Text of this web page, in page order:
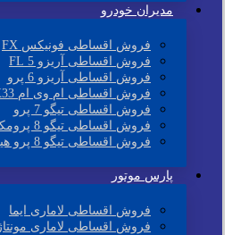
مدیران خودرو
فروش اقساطی فونیکس FX
فروش اقساطی آریزو 5 FL
فروش اقساطی آریزو 6 پرو
فروش اقساطی ام وی ام X33 کراس (X33 CROSS )
فروش اقساطی تیگو 7 پرو
فروش اقساطی تیگو 8 پرومکس
فروش اقساطی تیگو 8 پرو هیبریدی
پارس موتور
فروش اقساطی لاماری ایما
فروش اقساطی لاماری مونتاژ